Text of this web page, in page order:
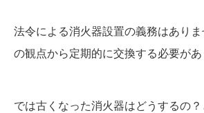
法令による消火器設置の義務はあり
の観点から定期的に交換する必要があ
では古くなった消火器はどうするの